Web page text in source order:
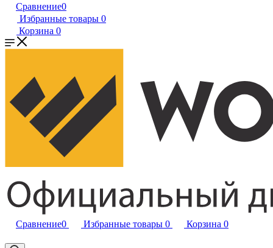
Сравнение0
Избранные товары 0
Корзина 0
Сравнение0 Избранные товары 0 Корзина 0